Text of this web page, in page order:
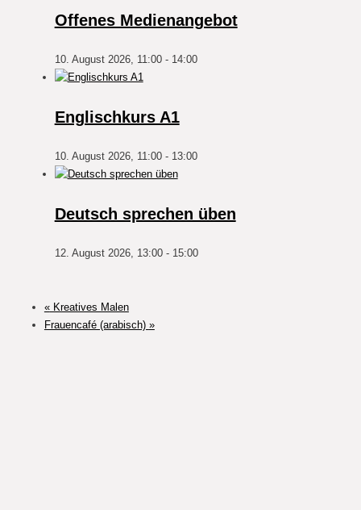
Offenes Medienangebot
10. August 2026, 11:00- 14:00
Englischkurs A1
10. August 2026, 11:00- 13:00
Deutsch sprechen üben
12. August 2026, 13:00- 15:00
«Kreatives Malen
Frauencafé (arabisch) »